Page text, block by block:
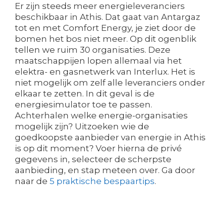
Er zijn steeds meer energieleveranciers
beschikbaar in Athis. Dat gaat van Antargaz
tot en met Comfort Energy, je ziet door de
bomen het bos niet meer. Op dit ogenblik
tellen we ruim 30 organisaties. Deze
maatschappijen lopen allemaal via het
elektra- en gasnetwerk van Interlux. Het is
niet mogelijk om zelf alle leveranciers onder
elkaar te zetten. In dit geval is de
energiesimulator toe te passen.
Achterhalen welke energie-organisaties
mogelijk zijn? Uitzoeken wie de
goedkoopste aanbieder van energie in Athis
is op dit moment? Voer hierna de privé
gegevens in, selecteer de scherpste
aanbieding, en stap meteen over. Ga door
naar de 5 praktische bespaartips.